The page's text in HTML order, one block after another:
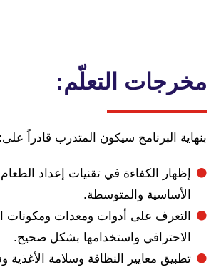
التعلّم:
سيكون المتدرب قادراً على:
الكفاءة في تقنيات إعداد الطعام والطهي
والمتوسطة.
على أدوات ومعدات ومكونات المطبخ
واستخدامها بشكل صحيح.
معايير النظافة وسلامة الأغذية وفقاً لمبادئ